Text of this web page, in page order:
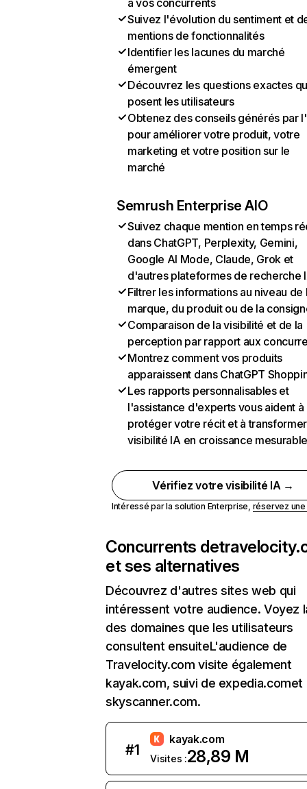
à vos concurrents
Suivez l'évolution du sentiment et
mentions de fonctionnalités
Identifier les lacunes du marché
émergent
Découvrez les questions exactes
posent les utilisateurs
Obtenez des conseils générés par
pour améliorer votre produit, votre
marketing et votre position sur le
marché
Semrush Enterprise AIO
Suivez chaque mention en temps
dans ChatGPT, Perplexity, Gemini,
Google AI Mode, Claude, Grok et
d'autres plateformes de recherche
Filtrer les informations au niveau de
marque, du produit ou de la
Comparaison de la visibilité et de la
perception par rapport aux
Montrez comment vos produits
apparaissent dans ChatGPT
Les rapports personnalisables et
l'assistance d'experts vous aident à
protéger votre récit et à
visibilité IA en croissance
Vérifiez votre visibilité IA →
Intéressé par la solution Enterprise, réservez
Concurrents de
et ses alternatives
Découvrez d'autres sites web qui
intéressent votre audience. Voyez
des domaines que les utilisateurs
consultent ensuiteL'audience de
Travelocity.com visite également
kayak.com, suivi de expedia.comet
skyscanner.com.
#1
kayak.com
Visites :28,89 M